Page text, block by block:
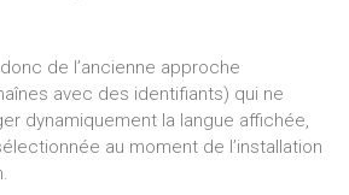
de l’ancienne approche
avec des identifiants) qui ne
dynamiquement la langue affichée,
au moment de l’installation